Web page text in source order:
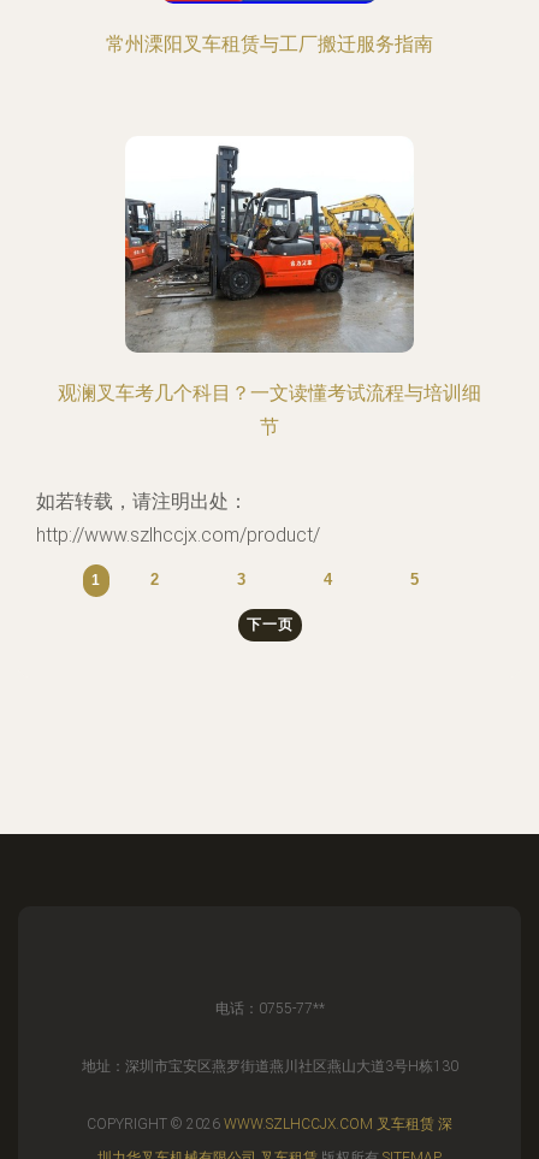
常州溧阳叉车租赁与工厂搬迁服务指南
观澜叉车考几个科目？一文读懂考试流程与培训细
节
如若转载，请注明出处：
http://www.szlhccjx.com/product/
1 2 3 4 5
下一页
电话：0755-77**
地址：深圳市宝安区燕罗街道燕川社区燕山大道3号H栋130
COPYRIGHT © 2026 WWW.SZLHCCJX.COM 叉车租赁 深